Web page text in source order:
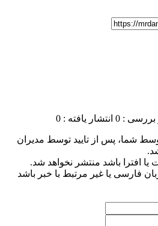
بررسی : 0 انتشار یافته : 0
شما، پس از تایید توسط مدیران
افترا باشد منتشر نخواهد شد.
فارسی یا غیر مرتبط با خبر باشد